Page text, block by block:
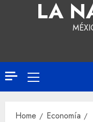
LA
Home
Economía